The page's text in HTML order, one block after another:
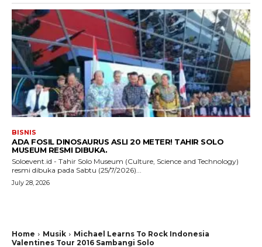
BISNIS
ADA FOSIL DINOSAURUS ASLI 20 METER! TAHIR SOLO
MUSEUM RESMI DIBUKA.
Soloevent.id - Tahir Solo Museum (Culture, Science and Technology)
resmi dibuka pada Sabtu (25/7/2026)...
July 28, 2026